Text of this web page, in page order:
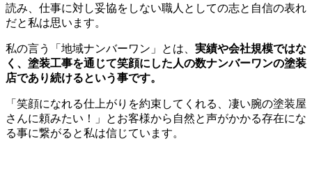
読み、仕事に対し妥協をしない職人としての志と自信の表れ
だと私は思います。
私の言う「地域ナンバーワン」とは、 実績や会社規模ではな
く、塗装工事を通じて笑顔にした人の数ナンバーワンの塗装
店であり続けるという事です。
「笑顔になれる仕上がりを約束してくれる、凄い腕の塗装屋
さんに頼みたい！」とお客様から自然と声がかかる存在にな
る事に繋がると私は信じています。